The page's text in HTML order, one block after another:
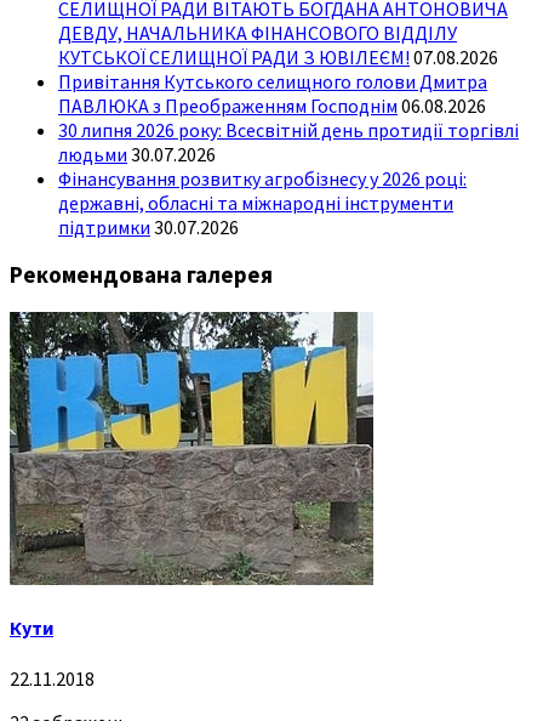
СЕЛИЩНОЇ РАДИ ВІТАЮТЬ БОГДАНА АНТОНОВИЧА
ДЕВДУ, НАЧАЛЬНИКА ФІНАНСОВОГО ВІДДІЛУ
КУТСЬКОЇ СЕЛИЩНОЇ РАДИ З ЮВІЛЕЄМ! 07.08.2026
Привітання Кутського селищного голови Дмитра
ПАВЛЮКА з Преображенням Господнім 06.08.2026
30 липня 2026 року: Всесвітній день протидії торгівлі
людьми 30.07.2026
Фінансування розвитку агробізнесу у 2026 році:
державні, обласні та міжнародні інструменти
підтримки 30.07.2026
Рекомендована галерея
Кути
22.11.2018